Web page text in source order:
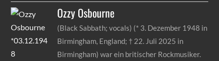
OzzyOsbourne
(Black Sabbath; vocals) (* 3. Dezember 1948 in
Birmingham, England; † 22. Juli 2025 in
Birmingham) war ein britischer Rockmusiker.